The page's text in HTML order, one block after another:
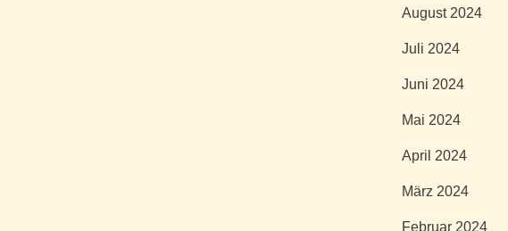
August 2024
Juli 2024
Juni 2024
Mai 2024
April 2024
März 2024
Februar 2024